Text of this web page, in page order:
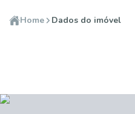
Home Dados do imóvel